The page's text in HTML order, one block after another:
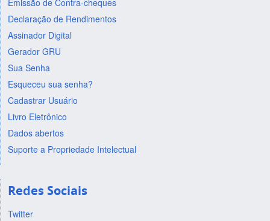
Emissão de Contra-cheques
Declaração de Rendimentos
Assinador Digital
Gerador GRU
Sua Senha
Esqueceu sua senha?
Cadastrar Usuário
Livro Eletrônico
Dados abertos
Suporte a Propriedade Intelectual
Redes Sociais
Twitter